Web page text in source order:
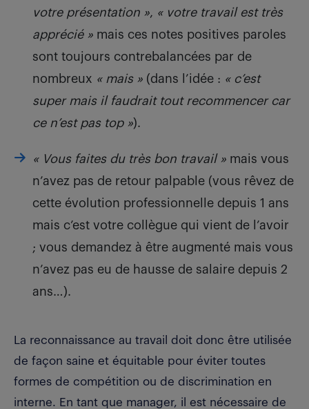
votre présentation », « votre travail est très
apprécié» mais ces notes positives paroles
sont toujours contrebalancées par de
nombreux « mais» (dans l’idée : « c’est
super mais il faudrait tout recommencer car
ce n’est pas top»).
« Vous faites du très bon travail» mais vous
n’avez pas de retour palpable (vous rêvez de
cette évolution professionnelle depuis 1 ans
mais c’est votre collègue qui vient de l’avoir
; vous demandez à être augmenté mais vous
n’avez pas eu de hausse de salaire depuis 2
ans…).
La reconnaissance au travail doit donc être utilisée
de façon saine et équitable pour éviter toutes
formes de compétition ou de discrimination en
interne. En tant que manager, il est nécessaire de